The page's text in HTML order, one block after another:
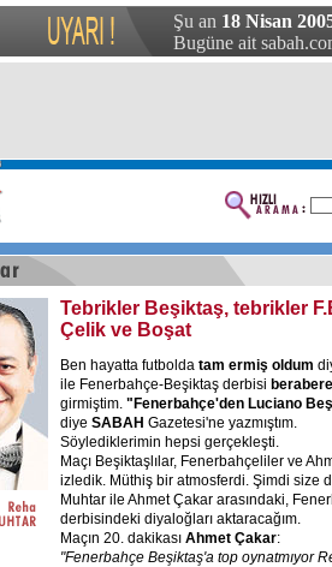
Şu an 18 Nisan
Bugüne ait
Tebrikler Beşiktaş, tebrikler
Çelik ve Boşat
Ben hayatta futbolda tam ermiş oldum
ile Fenerbahçe-Beşiktaş derbisi berabere
girmiştim. "Fenerbahçe'den Luciano
diye SABAH Gazetesi'ne yazmıştım.
Söylediklerimin hepsi gerçekleşti.
Maçı Beşiktaşlılar, Fenerbahçeliler ve
izledik. Müthiş bir atmosferdi. Şimdi size
Muhtar ile Ahmet Çakar arasındaki,
derbisindeki diyaloğları aktaracağım.
Maçın 20. dakikası Ahmet Çakar:
"Fenerbahçe Beşiktaş'a top oynatmıyor